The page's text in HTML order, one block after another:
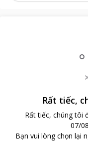
Rất tiếc,
Rất tiếc, chúng tôi
07/
Bạn vui lòng chọn lại